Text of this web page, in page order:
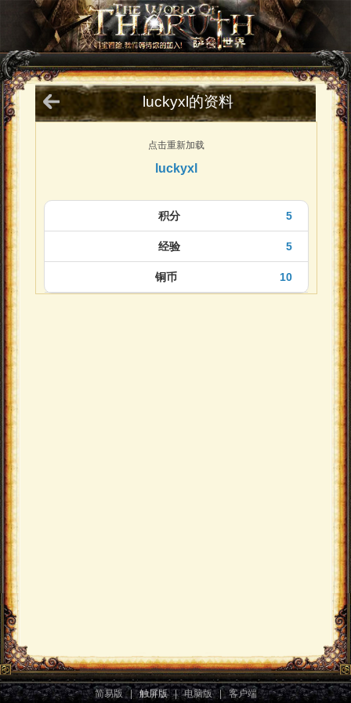
luckyxl的资料
点击重新加载
luckyxl
5
积分
5
经验
10
铜币
简易版 | 触屏版 | 电脑版 | 客户端